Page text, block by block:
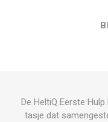
De HeltiQ Eerste
tasje dat